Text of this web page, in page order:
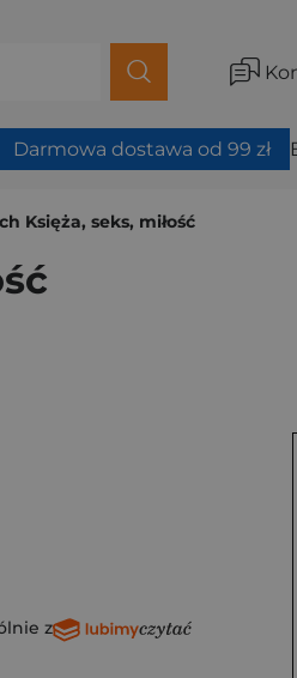
Darmowa dostawa od 99 zł
Księża, seks, miłość
z